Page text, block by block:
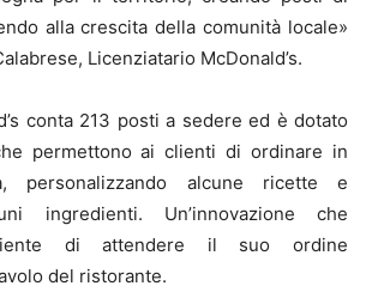
alla crescita della comunità locale»
Licenziatario McDonald’s.
conta 213 posti a sedere ed è dotato
permettono ai clienti di ordinare in
personalizzando alcune ricette e
ingredienti. Un’innovazione che
di attendere il suo ordine
del ristorante.